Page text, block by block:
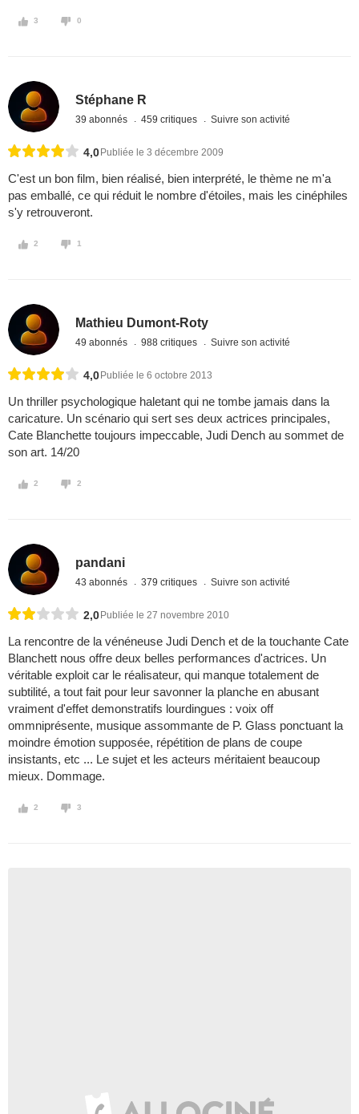
3 0
Stéphane R
39 abonnés 459 critiques Suivre son activité
4,0 Publiée le 3 décembre 2009
C'est un bon film, bien réalisé, bien interprété, le thème ne m'a
pas emballé, ce qui réduit le nombre d'étoiles, mais les cinéphiles
s'y retrouveront.
2 1
Mathieu Dumont-Roty
49 abonnés 988 critiques Suivre son activité
4,0 Publiée le 6 octobre 2013
Un thriller psychologique haletant qui ne tombe jamais dans la
caricature. Un scénario qui sert ses deux actrices principales,
Cate Blanchette toujours impeccable, Judi Dench au sommet de
son art. 14/20
2 2
pandani
43 abonnés 379 critiques Suivre son activité
2,0 Publiée le 27 novembre 2010
La rencontre de la vénéneuse Judi Dench et de la touchante Cate
Blanchett nous offre deux belles performances d'actrices. Un
véritable exploit car le réalisateur, qui manque totalement de
subtilité, a tout fait pour leur savonner la planche en abusant
vraiment d'effet demonstratifs lourdingues : voix off
ommniprésente, musique assommante de P. Glass ponctuant la
moindre émotion supposée, répétition de plans de coupe
insistants, etc ... Le sujet et les acteurs méritaient beaucoup
mieux. Dommage.
2 3